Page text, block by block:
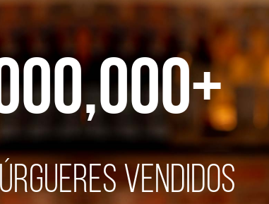
Vendidos
+